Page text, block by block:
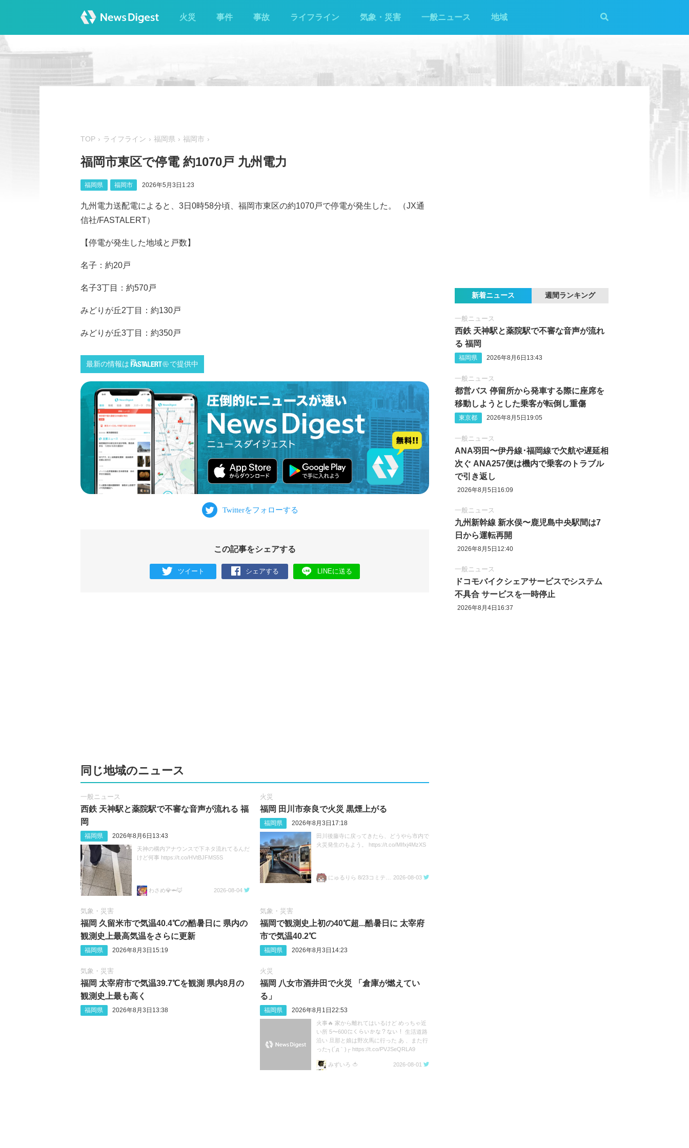
火災 事件 事故 ライフライン 気象・災害 一般ニュース 地域
TOP ライフライン 福岡県 福岡市
福岡市東区で停電 約1070戸 九州電力
福岡県 福岡市 2026年5月3日1:23
九州電力送配電によると、3日0時58分頃、福岡市東区の約1070戸で停電が発生した。 （JX通
信社/FASTALERT）
【停電が発生した地域と戸数】
名子：約20戸
名子3丁目：約570戸
みどりが丘2丁目：約130戸
みどりが丘3丁目：約350戸
最新の情報は で提供中
この記事をシェアする
ツイート シェアする LINEに送る
同じ地域のニュース
一般ニュース
西鉄 天神駅と薬院駅で不審な音声が流れる 福
岡
福岡県 2026年8月6日13:43
天神の構内アナウンスで下ネタ流れてるんだ
けど何事 https://t.co/HVtBJFMS5S
わさめ💎🦈🦊 2026-08-04
火災
福岡 田川市奈良で火災 黒煙上がる
福岡県 2026年8月3日17:18
田川後藤寺に戻ってきたら、どうやら市内で
火災発生のもよう。 https://t.co/MIfxj4MzXS
2026-08-03
気象・災害
福岡 久留米市で気温40.4℃の酷暑日に 県内の
観測史上最高気温をさらに更新
福岡県 2026年8月3日15:19
気象・災害
福岡で観測史上初の40℃超...酷暑日に 太宰府
市で気温40.2℃
福岡県 2026年8月3日14:23
気象・災害
福岡 太宰府市で気温39.7℃を観測 県内8月の
観測史上最も高く
福岡県 2026年8月3日13:38
火災
福岡 八女市酒井田で火災 「倉庫が燃えてい
る」
福岡県 2026年8月1日22:53
火事🔥 家から離れてはいるけど めっちゃ近
い所 5〜600㍍くらいかな？ない！ 生活道路
沿い 旦那と娘は野次馬に行った あ 、また行
った┐(´д｀)┌ https://t.co/PVJSeQRLA9
みずいろ 🍅 2026-08-01
新着ニュース 週間ランキング
一般ニュース
西鉄 天神駅と薬院駅で不審な音声が流れ
る 福岡
福岡県 2026年8月6日13:43
一般ニュース
都営バス 停留所から発車する際に座席を
移動しようとした乗客が転倒し重傷
東京都 2026年8月5日19:05
一般ニュース
ANA羽田〜伊丹線･福岡線で欠航や遅延相
次ぐ ANA257便は機内で乗客のトラブル
で引き返し
2026年8月5日16:09
一般ニュース
九州新幹線 新水俣〜鹿児島中央駅間は7
日から運転再開
2026年8月5日12:40
一般ニュース
ドコモバイクシェアサービスでシステム
不具合 サービスを一時停止
2026年8月4日16:37